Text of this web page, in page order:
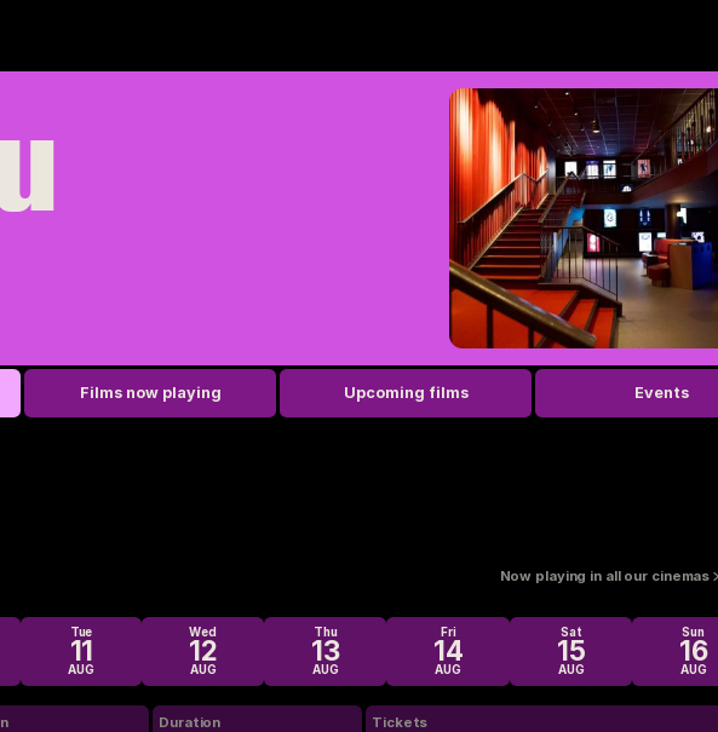
Films now playing Upcoming films Events
Now playing in all our cinemas
Tue
11
AUG
Wed
12
AUG
Thu
13
AUG
Fri
14
AUG
Sat
15
AUG
Sun
16
AUG
Duration Tickets